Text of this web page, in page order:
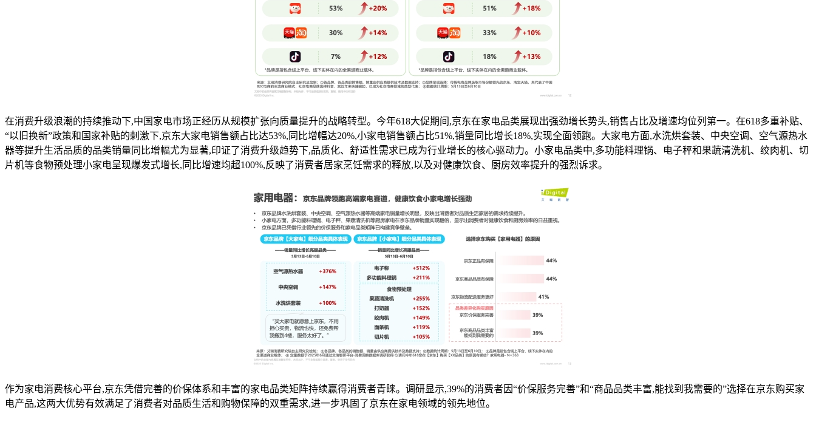
在消费升级浪潮的持续推动下,中国家电市场正经历从规模扩张向质量提升的战略转型。今年618大促期间,京东在家电品类展现出强劲增长势头,销售占比及增速均位列第一。在618多重补贴、
“以旧换新”政策和国家补贴的刺激下,京东大家电销售额占比达53%,同比增幅达20%,小家电销售额占比51%,销量同比增长18%,实现全面领跑。大家电方面,水洗烘套装、中央空调、空气源热水
器等提升生活品质的品类销量同比增幅尤为显著,印证了消费升级趋势下,品质化、舒适性需求已成为行业增长的核心驱动力。小家电品类中,多功能料理锅、电子秤和果蔬清洗机、绞肉机、切
片机等食物预处理小家电呈现爆发式增长,同比增速均超100%,反映了消费者居家烹饪需求的释放,以及对健康饮食、厨房效率提升的强烈诉求。
作为家电消费核心平台,京东凭借完善的价保体系和丰富的家电品类矩阵持续赢得消费者青睐。调研显示,39%的消费者因“价保服务完善”和“商品品类丰富,能找到我需要的”选择在京东购买家
电产品,这两大优势有效满足了消费者对品质生活和购物保障的双重需求,进一步巩固了京东在家电领域的领先地位。